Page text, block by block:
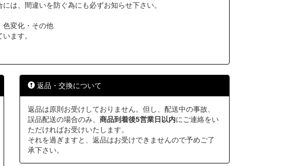
は、間違いを防ぐ為にも必ずお知らせ下さい。
色変化・その他
ます。
返品・交換について
返品は原則お受けしておりません。但し、配送中の事故、
誤品配送の場合のみ、商品到着後5営業日以内にご連絡をい
ただければお受けいたします。
それを過ぎますと、返品はお受けできませんので予めご了
承下さい。